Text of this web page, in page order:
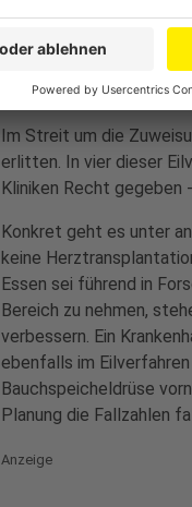
Klagen sogar
Anzeige
Im Streit um die
erlitten. In vier dieser
Kliniken Recht gegeben
Konkret geht es unter
keine
Essen sei führend in
Bereich zu nehmen,
verbessern. Ein
ebenfalls im
Bauchspeicheldrüse
Planung die Fallzahlen
Anzeige